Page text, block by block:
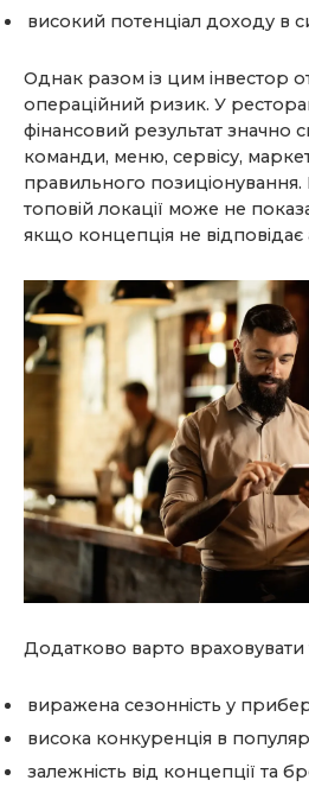
високий потенціал доходу в
Однак разом із цим інвестор
операційний ризик. У
фінансовий результат значно
команди, меню, сервісу,
правильного позиціонування.
топовій локації може не
якщо концепція не відповідає
Додатково варто враховувати
виражена сезонність у
висока конкуренція в
залежність від концепції та